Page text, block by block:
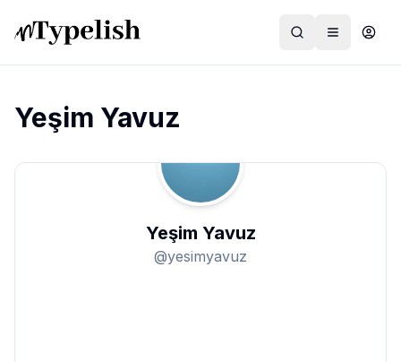
Dünya
Yeşim Yavuz
Yeşim Yavuz
@yesimyavuz